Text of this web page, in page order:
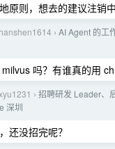
原则，想去的建议注销中
› AI Agent 的工
吗？有谁真的用
› 招聘研发 Leader、
深圳
还没招完呢？